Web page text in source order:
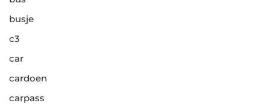
busje
c3
car
cardoen
carpass